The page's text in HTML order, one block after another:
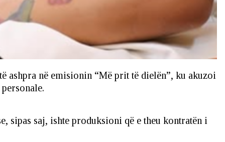
ashpra në emisionin “Më prit të dielën”, ku akuzoi
sipas saj, ishte produksioni që e theu kontratën i